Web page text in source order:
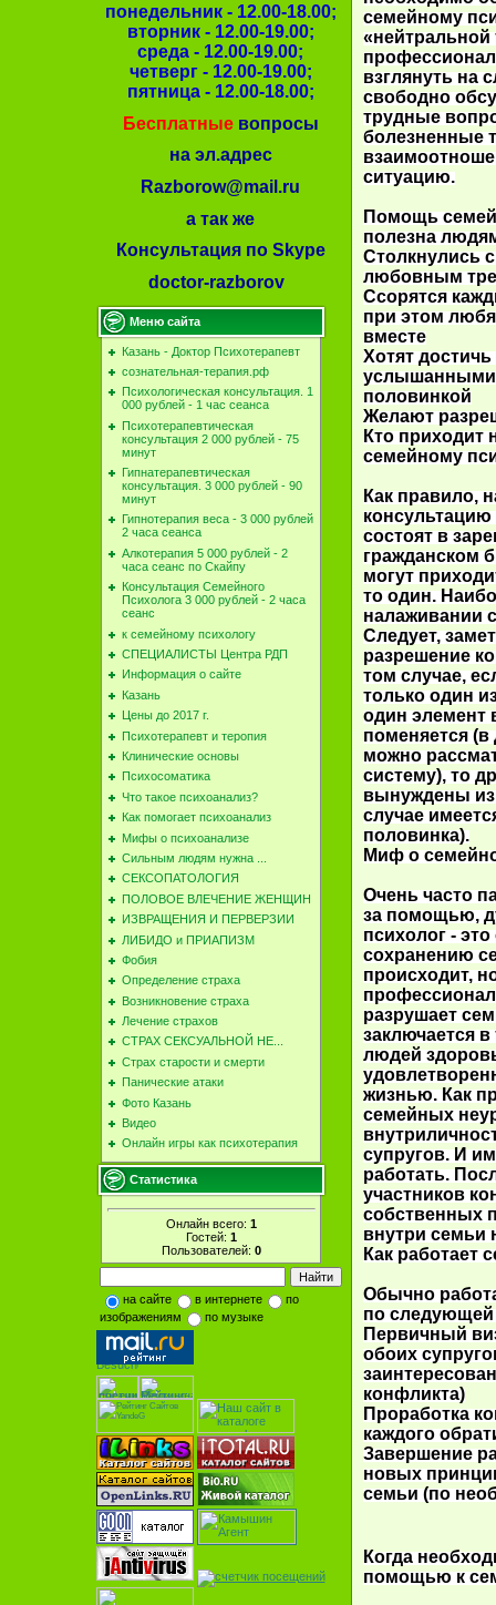
понедельник - 12.00-18.00;
вторник - 12.00-19.00;
среда - 12.00-19.00;
четверг - 12.00-19.00;
пятница - 12.00-18.00;
Бесплатныевопросы
на эл.адрес
Razborow@mail.ru
а так же
Консультация по Skype
doctor-razborov
Меню сайта
Казань - Доктор Психотерапевт
сознательная-терапия.рф
Психологическая консультация. 1
000 рублей - 1 час сеанса
Психотерапевтическая
консультация 2 000 рублей - 75
минут
Гипнатерапевтическая
консультация. 3 000 рублей - 90
минут
Гипнотерапия веса - 3 000 рублей
2 часа сеанса
Алкотерапия 5 000 рублей - 2
часа сеанс по Скайпу
Консультация Семейного
Психолога 3 000 рублей - 2 часа
сеанс
к семейному психологу
СПЕЦИАЛИСТЫ Центра РДП
Информация о сайте
Казань
Цены до 2017 г.
Психотерапевт и теропия
Клинические основы
Психосоматика
Что такое психоанализ?
Как помогает психоанализ
Мифы о психоанализе
Сильным людям нужна ...
СЕКСОПАТОЛОГИЯ
ПОЛОВОЕ ВЛЕЧЕНИЕ ЖЕНЩИН
ИЗВРАЩЕНИЯ И ПЕРВЕРЗИИ
ЛИБИДО и ПРИАПИЗМ
Фобия
Определение страха
Возникновение страха
Лечение страхов
СТРАХ СЕКСУАЛЬНОЙ НЕ...
Cтрах старости и смерти
Панические атаки
Фото Казань
Видео
Онлайн игры как психотерапия
Статистика
Онлайн всего: 1
Гостей: 1
Пользователей: 0
на сайте в интернете
по
изображениям
по музыке
семейному
«нейтральной
взглянуть на
свободно
трудные
болезненные
ситуацию.
Помощь
полезна
Столкнулись
любовным
Ссорятся
при этом
вместе
Хотят
услышанными
половинкой
Желают
Кто приходит
семейному
Как правило,
состоят в
гражданском
могут
то один.
налаживании
Следует,
разрешение
том случае,
только один
один элемент
поменяется
можно
систему), то
вынуждены
случае
половинка).
Миф о
Очень часто
за помощью,
психолог -
сохранению
происходит,
разрушает
заключается
людей
жизнью. Как
семейных
супругов. И
работать.
участников
собственных
внутри семьи
Как работает
Обычно
по следующей
Первичный
обоих
конфликта)
Проработка
каждого
Завершение
новых
семьи (по
Когда
помощью к